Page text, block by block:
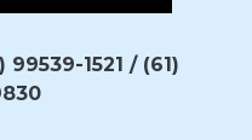
1521 / (61)